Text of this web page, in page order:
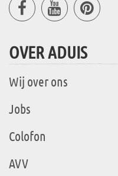
OVER ADUIS
Wij over ons
Jobs
Colofon
AVV